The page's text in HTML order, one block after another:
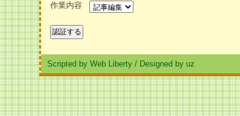
作業内容
Scripted by Web Liberty / Designed by uz